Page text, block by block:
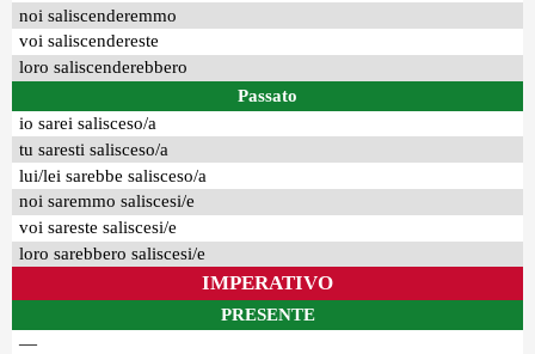
noi saliscenderemmo
voi saliscendereste
loro saliscenderebbero
Passato
io sarei salisceso/a
tu saresti salisceso/a
lui/lei sarebbe salisceso/a
noi saremmo saliscesi/e
voi sareste saliscesi/e
loro sarebbero saliscesi/e
IMPERATIVO
PRESENTE
—